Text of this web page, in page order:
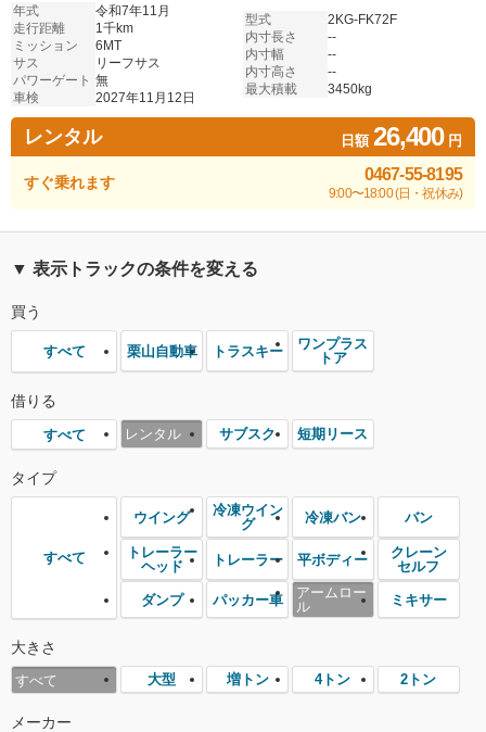
年式
令和7年11月
走行距離
1千km
ミッション
6MT
サス
リーフサス
パワーゲート 無
車検
2027年11月12日
型式
2KG-FK72F
内寸長さ
--
内寸幅
--
内寸高さ
--
最大積載
3450kg
レンタル 日額26,400円
すぐ乗れます 0467-55-8195
9:00〜18:00 (日・祝休み)
▼ 表示トラックの条件を変える
買う
すべて 栗山自動車 トラスキー
ワンプラス
トア
借りる
すべて レンタル サブスク 短期リース
タイプ
すべて
ウイング
冷凍ウイン
グ
冷凍バン バン
トレーラー
ヘッド
トレーラー 平ボディー
クレーン
セルフ
ダンプ パッカー車
アームロー
ル
ミキサー
大きさ
すべて 大型 増トン 4トン 2トン
メーカー